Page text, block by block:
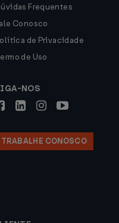
Frequentes
Conosco
de Privacidade
de Uso
NOS
TRABALHE CONOSCO